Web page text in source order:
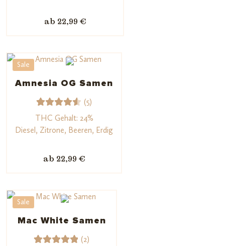
basieren
ewertun
ab 22,99 €
Sale
Amnesia OG Samen
Bewerte
t mit
basiere
5
ewertu
(5)
THC Gehalt: 24%
Diesel, Zitrone, Beeren, Erdig
ab 22,99 €
Sale
Mac White Samen
(2)